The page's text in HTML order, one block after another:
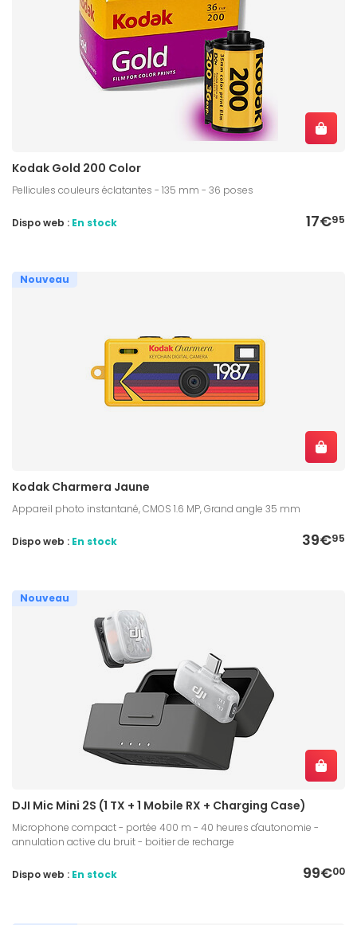
Kodak Gold 200 Color
Pellicules couleurs éclatantes - 135 mm - 36 poses
17€95
Dispo web : En stock
Nouveau
Kodak Charmera Jaune
Appareil photo instantané, CMOS 1.6 MP, Grand angle 35 mm
39€95
Dispo web : En stock
Nouveau
DJI Mic Mini 2S (1 TX + 1 Mobile RX + Charging Case)
Microphone compact - portée 400 m - 40 heures d'autonomie -
annulation active du bruit - boitier de recharge
99€00
Dispo web : En stock